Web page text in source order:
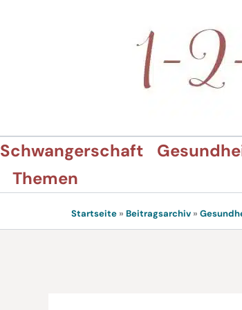
Schwangerschaft
Themen
Startseite » Beitragsarchiv »